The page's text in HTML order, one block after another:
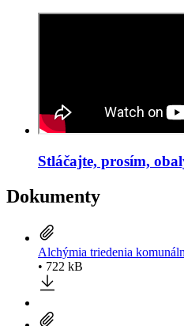
Stláčajte, prosím,
Dokumenty
Alchýmia triedenia
• 722 kB